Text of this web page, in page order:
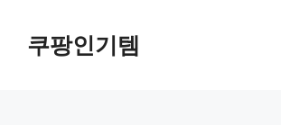
쿠팡인기템